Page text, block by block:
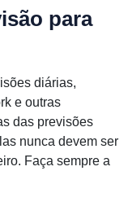
para
diárias,
e outras
das previsões
nunca devem ser
Faça sempre a